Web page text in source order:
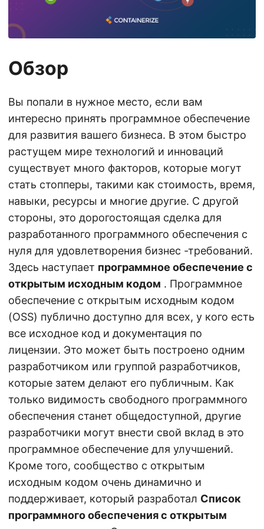
Обзор
Вы попали в нужное место, если вам
интересно принять программное обеспечение
для развития вашего бизнеса. В этом быстро
растущем мире технологий и инноваций
существует много факторов, которые могут
стать стопперы, такими как стоимость, время,
навыки, ресурсы и многие другие. С другой
стороны, это дорогостоящая сделка для
разработанного программного обеспечения с
нуля для удовлетворения бизнес -требований.
Здесь наступает программное обеспечение с
открытым исходным кодом . Программное
обеспечение с открытым исходным кодом
(OSS) публично доступно для всех, у кого есть
все исходное код и документация по
лицензии. Это может быть построено одним
разработчиком или группой разработчиков,
которые затем делают его публичным. Как
только видимость свободного программного
обеспечения станет общедоступной, другие
разработчики могут внести свой вклад в это
программное обеспечение для улучшений.
Кроме того, сообщество с открытым
исходным кодом очень динамично и
поддерживает, который разработал Список
программного обеспечения с открытым